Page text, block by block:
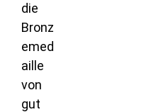
die
Bronz
emed
aille
von
gut